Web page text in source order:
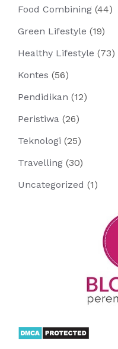
Food Combining (44)
Green Lifestyle (19)
Healthy Lifestyle (73)
Kontes (56)
Pendidikan (12)
Peristiwa (26)
Teknologi (25)
Travelling (30)
Uncategorized (1)